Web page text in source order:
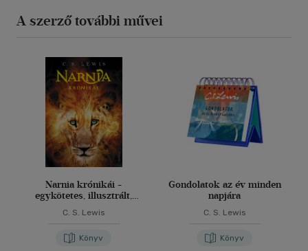
A szerző további művei
Narnia krónikái -
egykötetes, illusztrált,
C. S. Lewis
Könyv
Gondolatok az év minden
napjára
C. S. Lewis
Könyv